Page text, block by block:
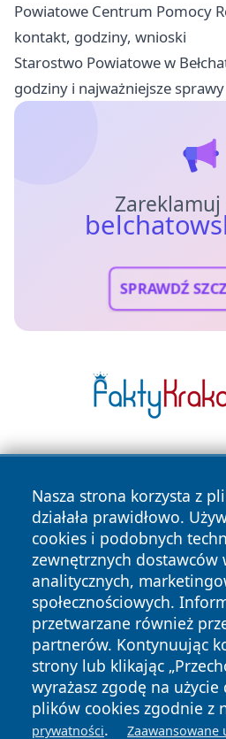
Powiatowe Centrum Pomocy
kontakt, godziny, wnioski
Starostwo Powiatowe w
godziny i najważniejsze sprawy
Zareklamuj
SPRAWDŹ
Nasza strona korzysta z
działała prawidłowo.
cookies i podobnych
zewnętrznych dostawców
analitycznych,
społecznościowych.
przetwarzane również
partnerów. Kontynuując
strony lub klikając
wyrażasz zgodę na
plików cookies zgodnie z
prywatności. Zaawansowane
Copyright © 2026
zastrzeżone.
News Autorzy
Polityka
Prywatności